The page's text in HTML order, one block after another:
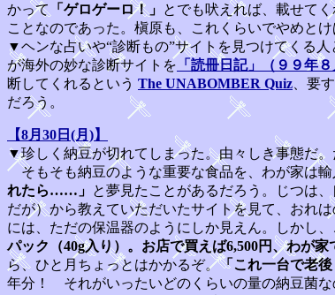
かって 「ゲロゲーロ！」 とでも吠えれば、載せて
ことなのであった。槇原も、これくらいでやめとけ
▼ヘンな占いや“診断もの”サイトを見つけてくる
が海外の妙な診断サイトを 「読冊日記」（９９年８
断してくれるという The UNABOMBER Quiz 、要
だろう。
【8月30日(月)】
▼珍しく納豆が切れてしまった。由々しき事態だ
そもそも納豆のような重要な食品を、わが家は輸
れたら……」 と夢見たことがあるだろう。じつは、
だが）から教えていただいたサイトを見て、おれは
には、ただの保温器のようにしか見えん。しかし
パック（40g入り）。お店で買えば6,500円、わが家
ら、ひと月ちょっとはかかるぞ。「これ一台で老
年分！ それがいったいどのくらいの量の納豆菌な